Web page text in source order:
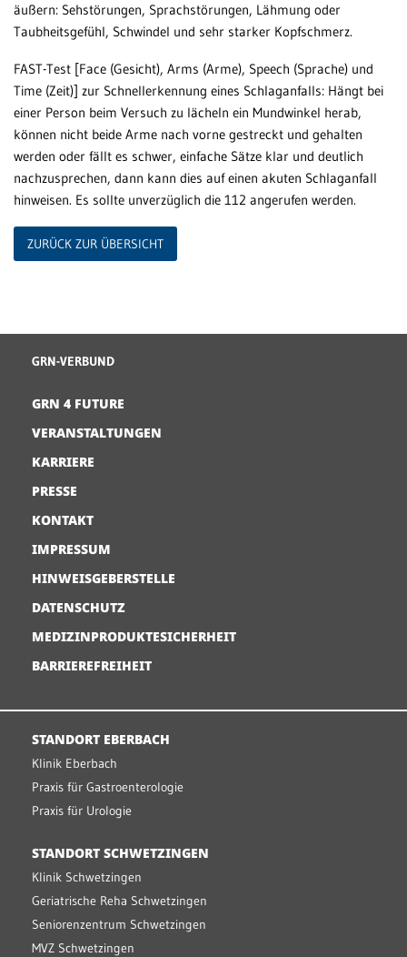
äußern: Sehstörungen, Sprachstörungen, Lähmung oder
Taubheitsgefühl, Schwindel und sehr starker Kopfschmerz.
FAST-Test [Face (Gesicht), Arms (Arme), Speech (Sprache) und
Time (Zeit)] zur Schnellerkennung eines Schlaganfalls: Hängt bei
einer Person beim Versuch zu lächeln ein Mundwinkel herab,
können nicht beide Arme nach vorne gestreckt und gehalten
werden oder fällt es schwer, einfache Sätze klar und deutlich
nachzusprechen, dann kann dies auf einen akuten Schlaganfall
hinweisen. Es sollte unverzüglich die 112 angerufen werden.
ZURÜCK ZUR ÜBERSICHT
GRN-VERBUND
GRN 4 FUTURE
VERANSTALTUNGEN
KARRIERE
PRESSE
KONTAKT
IMPRESSUM
HINWEISGEBERSTELLE
DATENSCHUTZ
MEDIZINPRODUKTESICHERHEIT
BARRIEREFREIHEIT
STANDORT EBERBACH
Klinik Eberbach
Praxis für Gastroenterologie
Praxis für Urologie
STANDORT SCHWETZINGEN
Klinik Schwetzingen
Geriatrische Reha Schwetzingen
Seniorenzentrum Schwetzingen
MVZ Schwetzingen